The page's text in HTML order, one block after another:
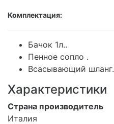
Комплектация:
Бачок 1л..
Пенное сопло .
Всасывающий шланг.
Характеристики
Страна производитель
Италия